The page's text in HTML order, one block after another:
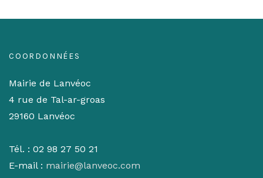
COORDONNÉES
Mairie de Lanvéoc
4 rue de Tal-ar-groas
29160 Lanvéoc
Tél. : 02 98 27 50 21
E-mail : mairie@lanveoc.com